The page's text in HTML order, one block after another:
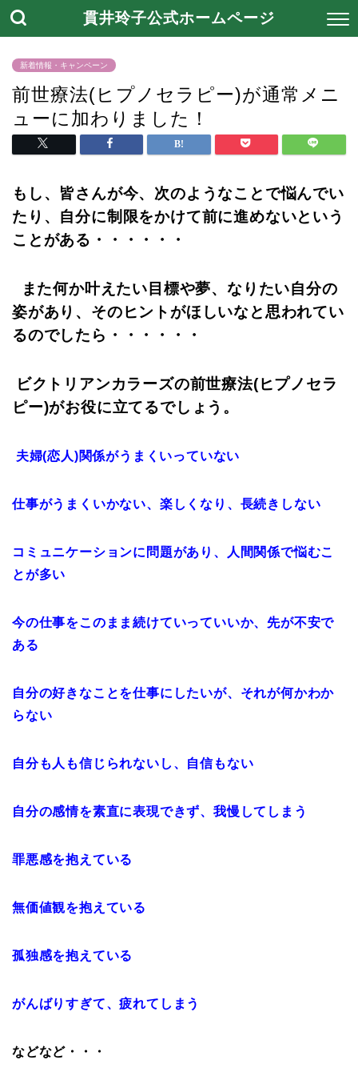
貫井玲子公式ホームページ
新着情報・キャンペーン
前世療法(ヒプノセラピー)が通常メニ
ューに加わりました！
もし、皆さんが今、次のようなことで悩んでい
たり、自分に制限をかけて前に進めないという
ことがある・・・・・・
また何か叶えたい目標や夢、なりたい自分の
姿があり、そのヒントがほしいなと思われてい
るのでしたら・・・・・・
ビクトリアンカラーズの前世療法(ヒプノセラ
ピー)がお役に立てるでしょう。
夫婦(恋人)関係がうまくいっていない
仕事がうまくいかない、楽しくなり、長続きしない
コミュニケーションに問題があり、人間関係で悩むこ
とが多い
今の仕事をこのまま続けていっていいか、先が不安で
ある
自分の好きなことを仕事にしたいが、それが何かわか
らない
自分も人も信じられないし、自信もない
自分の感情を素直に表現できず、我慢してしまう
罪悪感を抱えている
無価値観を抱えている
孤独感を抱えている
がんばりすぎて、疲れてしまう
などなど・・・